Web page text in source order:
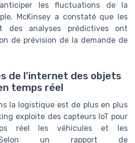
les fluctuations de la
McKinsey a constaté que les
des analyses prédictives ont
de prévision de la demande de
de l'internet des objets
temps réel
la logistique est de plus en plus
exploite des capteurs IoT pour
réel les véhicules et les
Selon un rapport de